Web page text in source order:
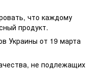
что каждому
продукт.
Украины от 19 марта
не подлежащих